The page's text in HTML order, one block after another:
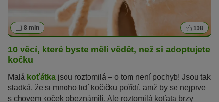
8 min 108
10 věcí, které byste měli vědět, než si adoptujete
kočku
Malá koťátka jsou roztomilá – o tom není pochyb! Jsou tak
sladká, že si mnoho lidí kočičku pořídí, aniž by se nejprve
s chovem koček obeznámili. Ale roztomilá koťata brzy